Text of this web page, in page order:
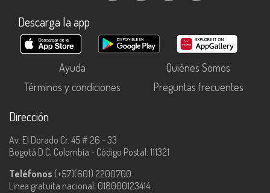
Descarga la app
Ayuda
Quiénes Somos
Términos y condiciones
Preguntas frecuentes
Dirección
Av. El Dorado Cr. 45 # 26 - 33
Bogotá D.C, Colombia - Código Postal: 111321
Teléfonos (+57)(601) 2200700.
Línea gratuita nacional: 018000123414.